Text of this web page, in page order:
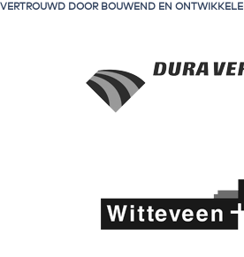
VERTROUWD DOOR BOUWEND EN